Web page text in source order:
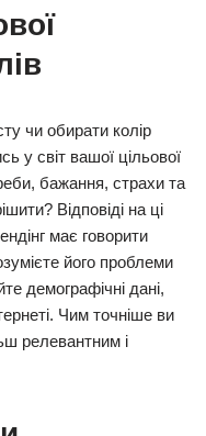
чи обирати колір
у світ вашої цільової
бажання, страхи та
Відповіді на ці
має говорити
його проблеми
демографічні дані,
Чим точніше ви
релевантним і